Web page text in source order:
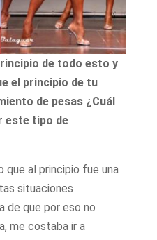
de todo esto y
el principio de tu
de pesas ¿Cuál
este tipo de
que al principio fue una
situaciones
de que por eso no
me costaba ir a